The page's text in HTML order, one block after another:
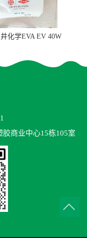
化学EVA EV 40W
商业中心15栋105室